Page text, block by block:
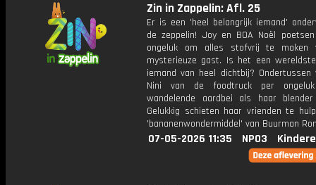
Zin in Zappelin: Afl. 25
Er is een 'heel belangrijk iemand'
de zeppelin! Joy en BOA Noël
ongeluk om alles stofvrij te maken
mysterieuze gast. Is het een
iemand van heel dichtbij? Ondertussen
Nini van de foodtruck per
wandelende aardbei als haar
Gelukkig schieten haar vrienden te
'bananenwondermiddel' van Buurman
07-05-2026 11:35 NPO3